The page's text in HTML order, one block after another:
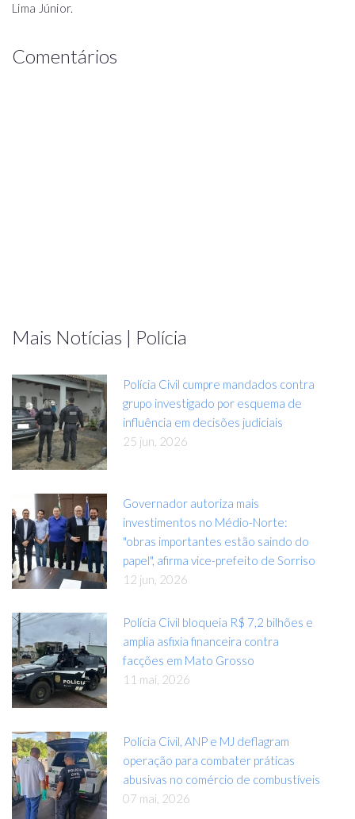
Lima Júnior.
Comentários
Mais Notícias | Polícia
Polícia Civil cumpre mandados contra
grupo investigado por esquema de
influência em decisões judiciais
25 jun, 2026
Governador autoriza mais
investimentos no Médio-Norte:
"obras importantes estão saindo do
papel", afirma vice-prefeito de Sorriso
12 jun, 2026
Polícia Civil bloqueia R$ 7,2 bilhões e
amplia asfixia financeira contra
facções em Mato Grosso
11 mai, 2026
Polícia Civil, ANP e MJ deflagram
operação para combater práticas
abusivas no comércio de combustíveis
07 mai, 2026